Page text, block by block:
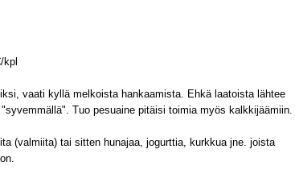
vaati kyllä melkoista hankaamista. Ehkä laatoista lähtee
Tuo pesuaine pitäisi toimia myös kalkkijäämiin.
(valmiita) tai sitten hunajaa, jogurttia, kurkkua jne. joista